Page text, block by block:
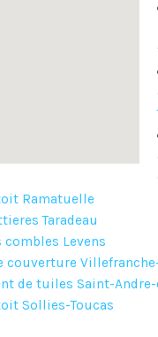
Ramatuelle
Taradeau
Levens
couverture
de tuiles Saint-
Sollies-Toucas